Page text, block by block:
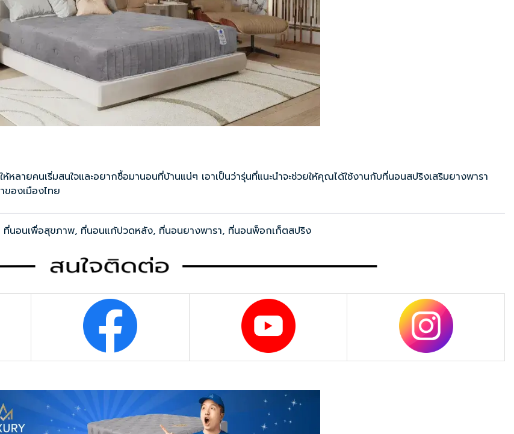
หลายคนเริ่มสนใจและอยากซื้อมานอนที่บ้านแน่ๆ เอาเป็นว่ารุ่นที่แนะนำจะช่วยให้คุณได้ใช้งานกับที่นอนสปริงเสริมยางพารา
องเมืองไทย
ที่นอนเพื่อสุขภาพ, ที่นอนแก้ปวดหลัง, ที่นอนยางพารา, ที่นอนพ็อกเก็ตสปริง